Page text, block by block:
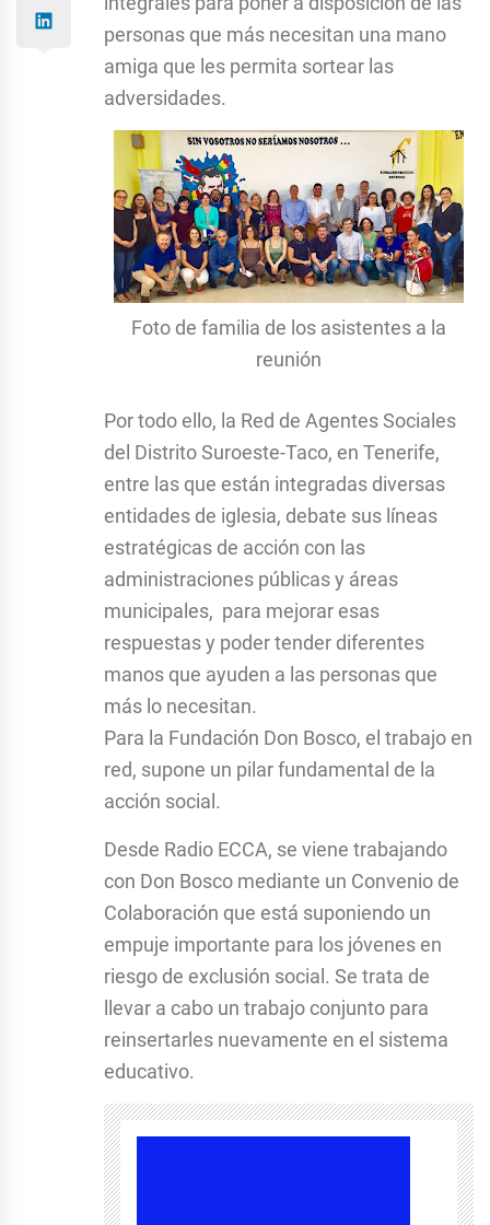
personas que más necesitan una mano
amiga que les permita sortear las
adversidades.
Foto de familia de los asistentes a la
reunión
Por todo ello, la Red de Agentes Sociales
del Distrito Suroeste-Taco, en Tenerife,
entre las que están integradas diversas
entidades de iglesia, debate sus líneas
estratégicas de acción con las
administraciones públicas y áreas
municipales, para mejorar esas
respuestas y poder tender diferentes
manos que ayuden a las personas que
más lo necesitan.
Para la Fundación Don Bosco, el trabajo en
red, supone un pilar fundamental de la
acción social.
Desde Radio ECCA, se viene trabajando
con Don Bosco mediante un Convenio de
Colaboración que está suponiendo un
empuje importante para los jóvenes en
riesgo de exclusión social. Se trata de
llevar a cabo un trabajo conjunto para
reinsertarles nuevamente en el sistema
educativo.